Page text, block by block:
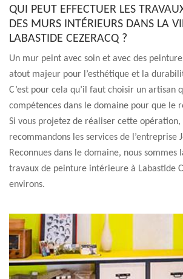
QUI PEUT EFFECTUER LES
DES MURS INTÉRIEURS DANS LA
LABASTIDE CEZERACQ ?
Un mur peint avec soin et avec des
atout majeur pour l’esthétique et la
C’est pour cela qu’il faut choisir un artisan
compétences dans le domaine pour que le
Si vous projetez de réaliser cette opération,
recommandons les services de l’entreprise
Reconnues dans le domaine, nous
travaux de peinture intérieure à Labastide
environs.